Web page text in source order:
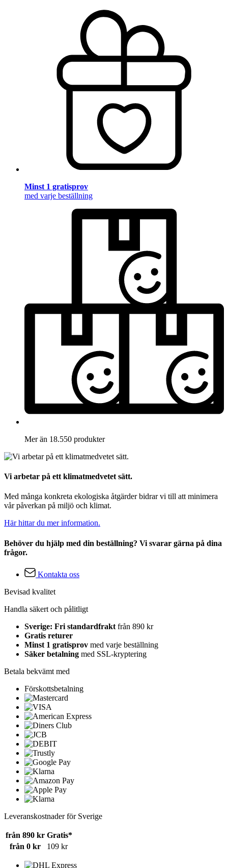
Minst 1 gratisprov
med varje beställning
Mer än 18.550 produkter
Vi arbetar på ett klimatmedvetet sätt.
Med många konkreta ekologiska åtgärder bidrar vi till att minimera
vår påverkan på miljö och klimat.
Här hittar du mer information.
Behöver du hjälp med din beställning? Vi svarar gärna på dina
frågor.
Kontakta oss
Bevisad kvalitet
Handla säkert och pålitligt
Sverige: Fri standardfrakt från 890 kr
Gratis returer
Minst 1 gratisprov med varje beställning
Säker betalning med SSL-kryptering
Betala bekvämt med
Förskottsbetalning
Leveranskostnader för Sverige
från 890 kr Gratis*
från 0 kr
109 kr